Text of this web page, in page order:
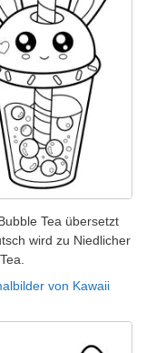
Tea übersetzt
wird zu Niedlicher
von Kawaii